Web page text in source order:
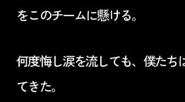
をこのチームに懸ける。
何度悔し涙を流しても、僕たち
てきた。